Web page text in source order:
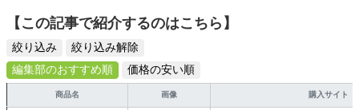
【この記事で紹介するのはこちら】
絞り込み
絞り込み解除
編集部のおすすめ順
価格の安い順
商品名 画像 購入サイト